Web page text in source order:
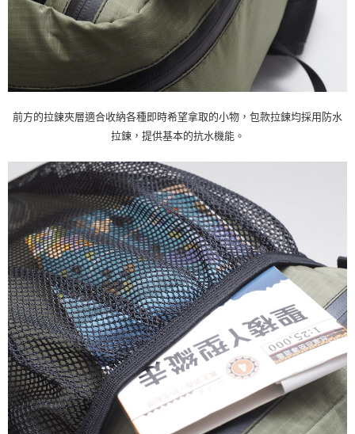
前方的拉鍊夾層適合收納各種即時希望拿取的小物，包款拉鍊均採用防水
拉鍊，提供基本的抗水機能。